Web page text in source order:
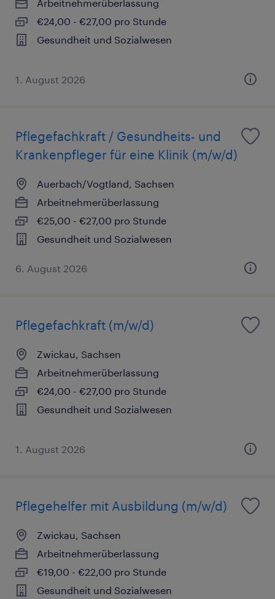
Arbeitnehmerüberlassung
€24,00 - €27,00 pro Stunde
Gesundheit und Sozialwesen
1. August 2026
Pflegefachkraft / Gesundheits- und
Krankenpfleger für eine Klinik (m/w/d)
Auerbach/Vogtland, Sachsen
Arbeitnehmerüberlassung
€25,00 - €27,00 pro Stunde
Gesundheit und Sozialwesen
6. August 2026
Pflegefachkraft (m/w/d)
Zwickau, Sachsen
Arbeitnehmerüberlassung
€24,00 - €27,00 pro Stunde
Gesundheit und Sozialwesen
1. August 2026
Pflegehelfer mit Ausbildung (m/w/d)
Zwickau, Sachsen
Arbeitnehmerüberlassung
€19,00 - €22,00 pro Stunde
Gesundheit und Sozialwesen